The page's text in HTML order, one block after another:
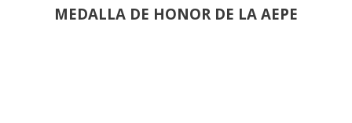
MEDALLA DE HONOR DE LA AEPE